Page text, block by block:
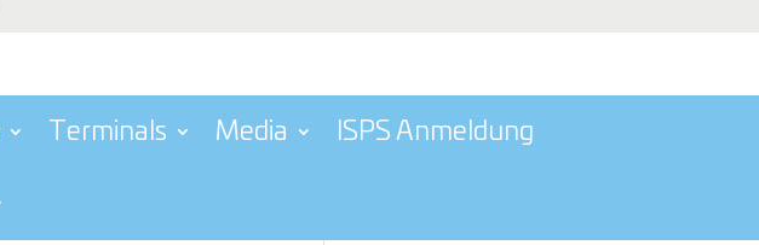
Terminals Media ISPS Anmeldung